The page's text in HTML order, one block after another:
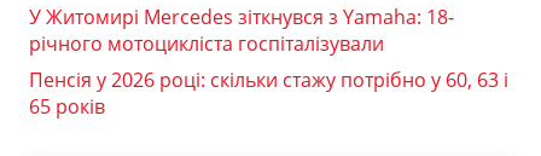
У Житомирі Mercedes зіткнувся з Yamaha: 18-
річного мотоцикліста госпіталізували
Пенсія у 2026 році: скільки стажу потрібно у 60, 63 і
65 років